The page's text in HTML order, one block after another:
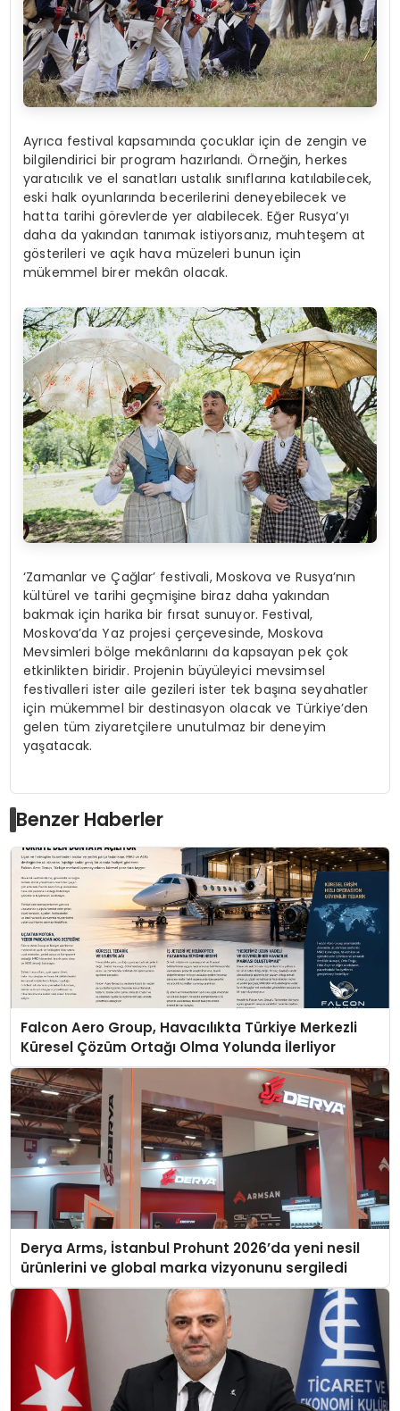
Ayrıca festival kapsamında çocuklar için de zengin ve
bilgilendirici bir program hazırlandı. Örneğin, herkes
yaratıcılık ve el sanatları ustalık sınıflarına katılabilecek,
eski halk oyunlarında becerilerini deneyebilecek ve
hatta tarihi görevlerde yer alabilecek. Eğer Rusya’yı
daha da yakından tanımak istiyorsanız, muhteşem at
gösterileri ve açık hava müzeleri bunun için
mükemmel birer mekân olacak.
‘Zamanlar ve Çağlar’ festivali, Moskova ve Rusya’nın
kültürel ve tarihi geçmişine biraz daha yakından
bakmak için harika bir fırsat sunuyor. Festival,
Moskova’da Yaz projesi çerçevesinde, Moskova
Mevsimleri bölge mekânlarını da kapsayan pek çok
etkinlikten biridir. Projenin büyüleyici mevsimsel
festivalleri ister aile gezileri ister tek başına seyahatler
için mükemmel bir destinasyon olacak ve Türkiye’den
gelen tüm ziyaretçilere unutulmaz bir deneyim
yaşatacak.
Benzer Haberler
Falcon Aero Group, Havacılıkta Türkiye Merkezli
Küresel Çözüm Ortağı Olma Yolunda İlerliyor
Derya Arms, İstanbul Prohunt 2026’da yeni nesil
ürünlerini ve global marka vizyonunu sergiledi